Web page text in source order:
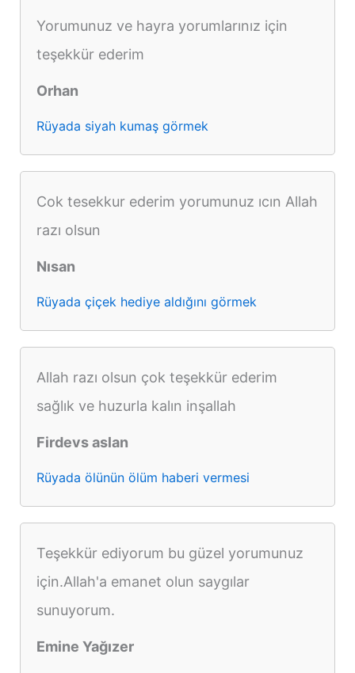
Yorumunuz ve hayra yorumlarınız için
teşekkür ederim
Orhan
Rüyada siyah kumaş görmek
Cok tesekkur ederim yorumunuz ıcın Allah
razı olsun
Nısan
Rüyada çiçek hediye aldığını görmek
Allah razı olsun çok teşekkür ederim
sağlık ve huzurla kalın inşallah
Firdevs aslan
Rüyada ölünün ölüm haberi vermesi
Teşekkür ediyorum bu güzel yorumunuz
için.Allah'a emanet olun saygılar
sunuyorum.
Emine Yağızer